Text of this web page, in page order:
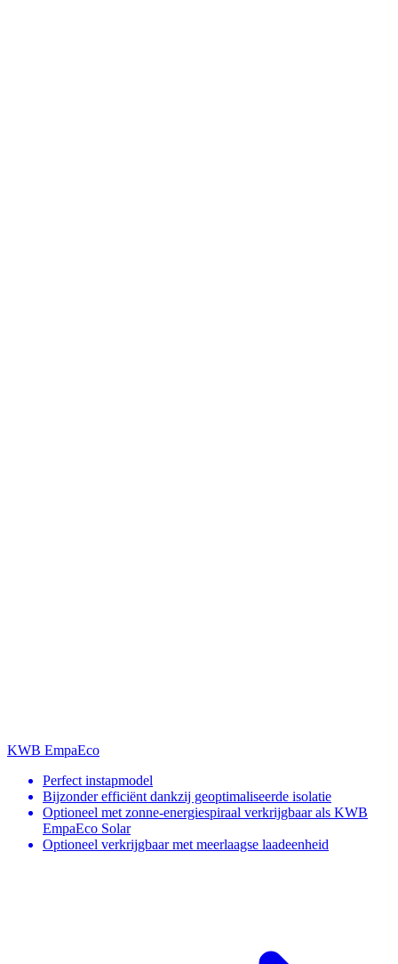
KWB EmpaEco
Perfect instapmodel
Bijzonder efficiënt dankzij geoptimaliseerde isolatie
Optioneel met zonne-energiespiraal verkrijgbaar als KWB
EmpaEco Solar
Optioneel verkrijgbaar met meerlaagse laadeenheid